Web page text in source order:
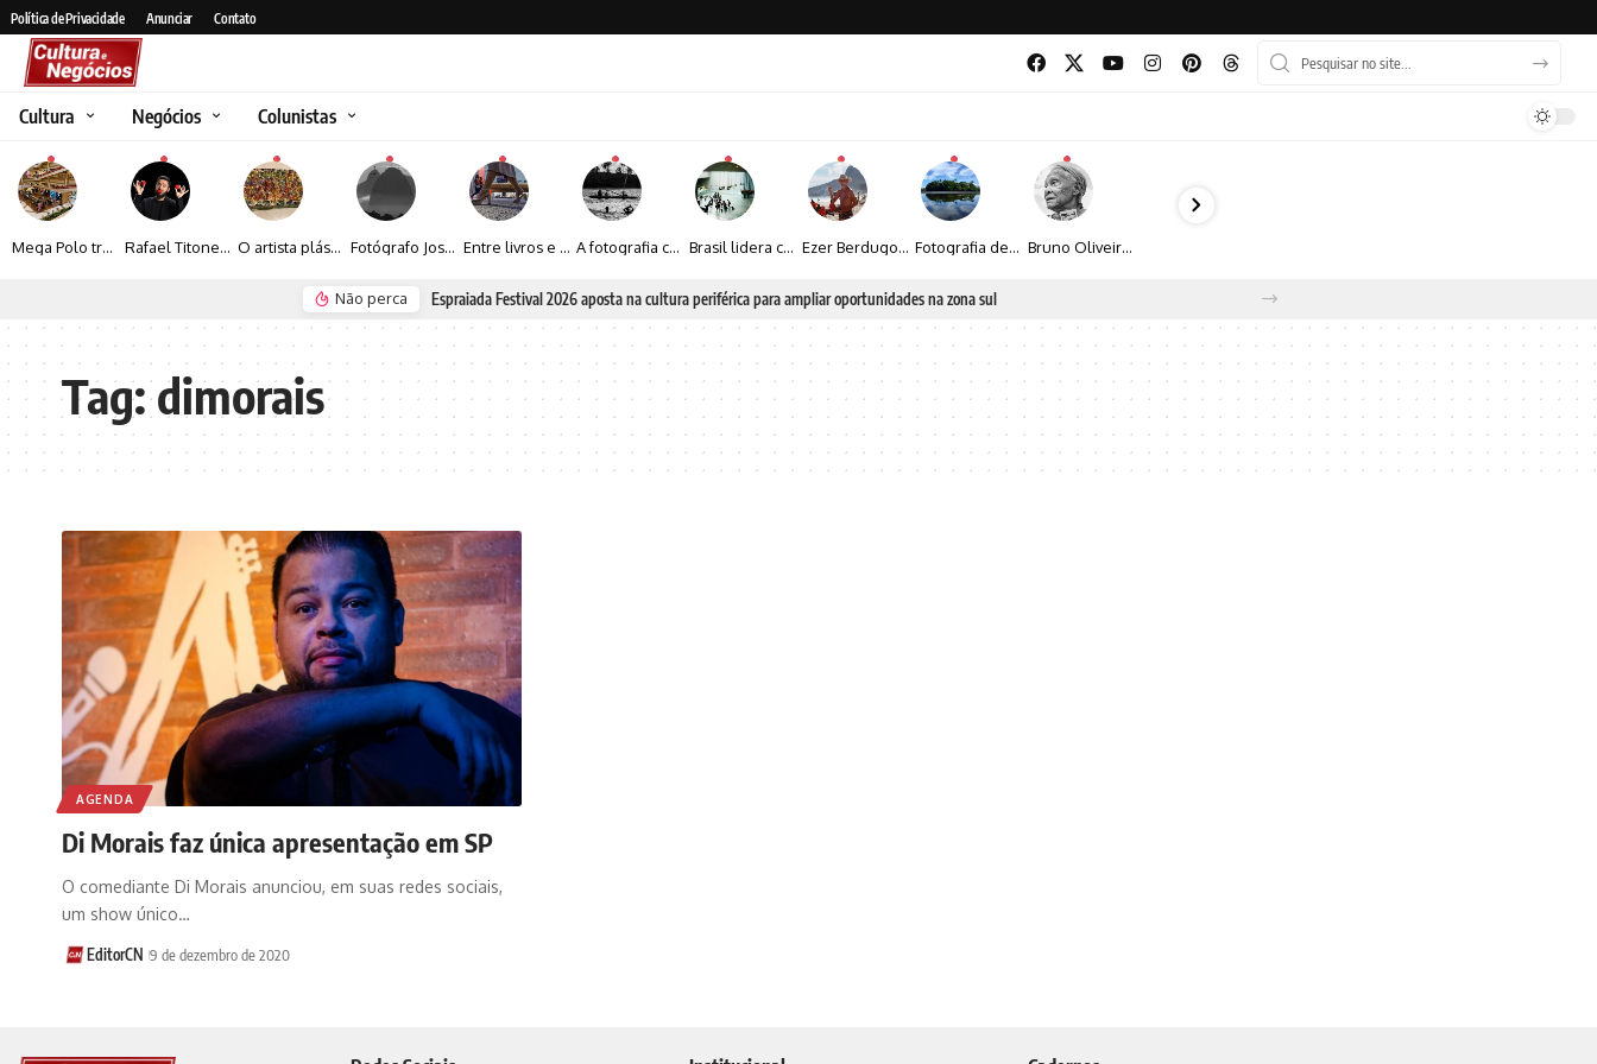
Política de Privacidade Anunciar Contato
Cultura Negócios Colunistas
Mega Polo transforma lançamento de coleção em plataforma nacional de negócios e projeta crescimento de mais de 15% Rafael Titonelly leva magia e acolhimento a crianças em tratamento oncológico em Juiz de Fora O artista plástico Jorge Luiz transforma sustentabilidade e criatividade em arte contemporânea Fotógrafo José Roberto apresenta um olhar sensível sobre arquitetura, formas e luz na fotografia Entre livros e fotografia autoral, Sebastião Reis consolida uma trajetória marcada pelo olhar artístico A fotografia contemporânea de Cynthia Feyh Jappur entre luz, movimento e arte Brasil lidera crescimento entre os 15 maiores mercados globais de viagens corporativas Ezer Berdugo transforma experiências multiculturais e memórias em narrativas visuais por meio da fotografia Fotografia de Fátima Carlini transforma paisagens naturais em experiências de contemplação Bruno Oliveira retrata o cotidiano urbano por meio da fotografia em preto e branco
Não perca Espraiada Festival 2026 aposta na cultura periférica para ampliar oportunidades na zona sul
Tag:dimorais
AGENDA
Di Morais faz única apresentação em SP
O comediante Di Morais anunciou, em suas redes sociais,
um show único…
EditorCN 9 de dezembro de 2020